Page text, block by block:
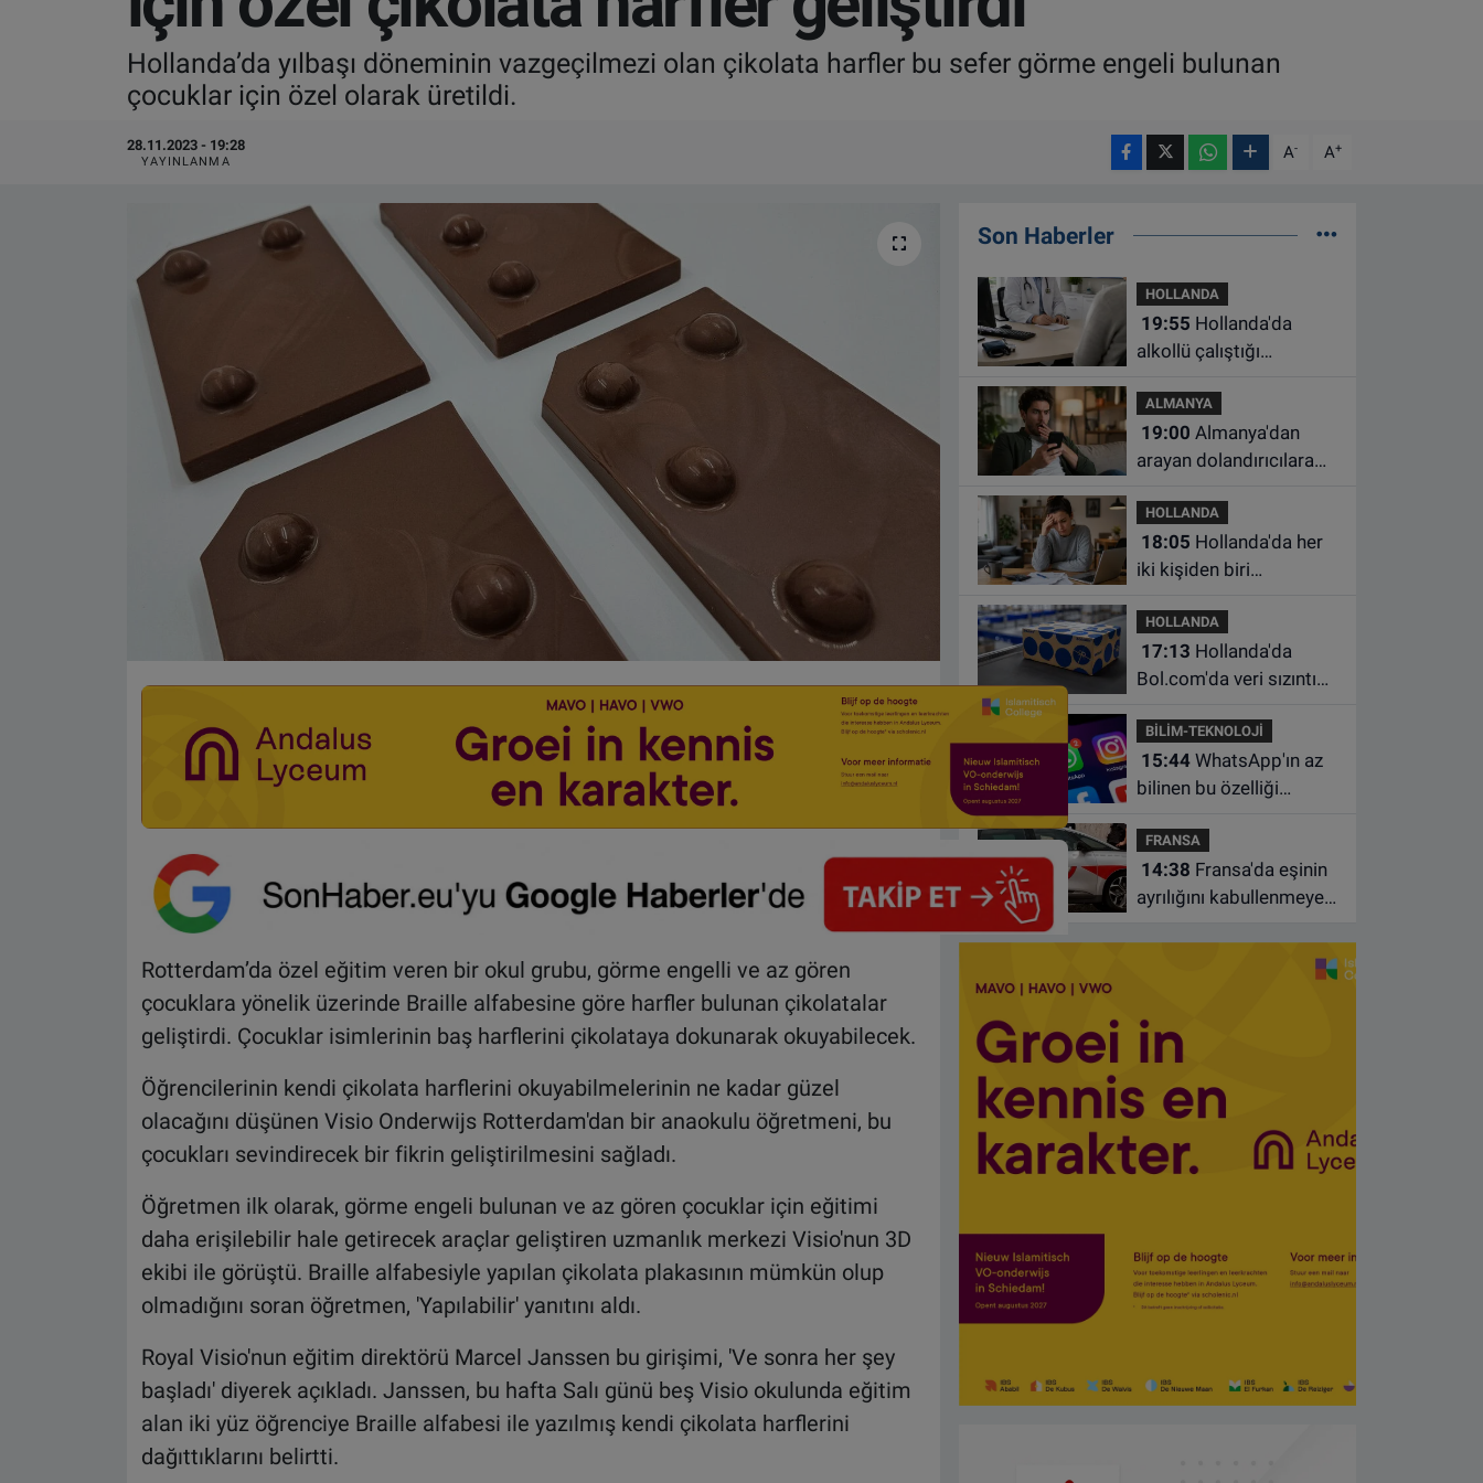
Hollanda’da yılbaşı döneminin vazgeçilmezi olan çikolata harfler bu sefer görme engeli bulunan
çocuklar için özel olarak üretildi.
28.11.2023 - 19:28
YAYINLANMA A- A+
Rotterdam’da özel eğitim veren bir okul grubu, görme engelli ve az gören
çocuklara yönelik üzerinde Braille alfabesine göre harfler bulunan çikolatalar
geliştirdi. Çocuklar isimlerinin baş harflerini çikolataya dokunarak okuyabilecek.
Öğrencilerinin kendi çikolata harflerini okuyabilmelerinin ne kadar güzel
olacağını düşünen Visio Onderwijs Rotterdam'dan bir anaokulu öğretmeni, bu
çocukları sevindirecek bir fikrin geliştirilmesini sağladı.
Öğretmen ilk olarak, görme engeli bulunan ve az gören çocuklar için eğitimi
daha erişilebilir hale getirecek araçlar geliştiren uzmanlık merkezi Visio'nun 3D
ekibi ile görüştü. Braille alfabesiyle yapılan çikolata plakasının mümkün olup
olmadığını soran öğretmen, 'Yapılabilir' yanıtını aldı.
Royal Visio'nun eğitim direktörü Marcel Janssen bu girişimi, 'Ve sonra her şey
başladı' diyerek açıkladı. Janssen, bu hafta Salı günü beş Visio okulunda eğitim
alan iki yüz öğrenciye Braille alfabesi ile yazılmış kendi çikolata harflerini
dağıttıklarını belirtti.
Son Haberler
HOLLANDA
19:55
alkollü çalıştığı
çalışma yasağı
ALMANYA
19:00
arayan dolandırıcılara
HOLLANDA
18:05
iki kişiden biri
HOLLANDA
17:13
Bol.com'da veri sızıntısı:
geçirilmiş olabilir
BİLİM-TEKNOLOJİ
15:44WhatsApp'ın az
bilinen bu özelliği
hale getiriyor
FRANSA
14:38
ayrılığını kabullenmeyen
VIDEO GALERİ
ALGEMENE VOORWAARDEN
CONTACT